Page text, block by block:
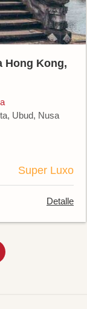
Hong Kong,
Ubud, Nusa
Super Luxo
Detalle